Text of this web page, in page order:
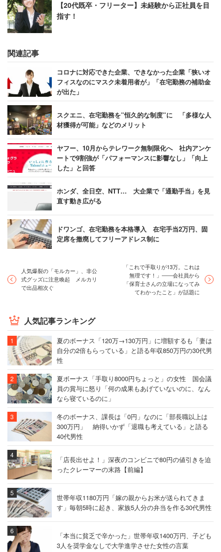
【20代既卒・フリーター】未経験から正社員を目
指す！
関連記事
コロナに対応できた企業、できなかった企業「狭いオ
フィスなのにマスク未着用者が」「在宅勤務の補助金
が出た」
スクエニ、在宅勤務を”恒久的な制度”に 「多様な人
材獲得が可能」などのメリット
ヤフー、10月からテレワーク無制限化へ 社内アンケ
ートで9割強が「パフォーマンスに影響なし」「向上
した」と回答
ホンダ、全日空、NTT… 大企業で「通勤手当」を見
直す動き広がる
ドワンゴ、在宅勤務を本格導入 在宅手当2万円、固
定席を撤廃してフリーアドレス制に
人気爆裂の「モルカー」、非公
式グッズに注意喚起 メルカリ
で出品相次ぐ
「これで手取りが13万。これは
無理です！」――会社員から
「保育士さんの立場になってみ
てわかったこと」が話題に
人気記事ランキング
夏のボーナス「120万→130万円」に増額するも「妻は
自分の2倍もらっている」と語る年収850万円の30代男
性
夏ボーナス「手取り8000円ちょっと」の女性 国会議
員の賞与に怒り「何の成果もあげていないのに、なん
なら寝ているのに」
冬のボーナス、課長は「0円」なのに「部長職以上は
300万円」 納得いかず「退職も考えている」と語る
40代男性
「店長出せよ！」深夜のコンビニで80円の値引きを迫
ったクレーマーの末路【前編】
世帯年収1180万円「嫁の親からお米が送られてきま
す」毎朝5時に起き、家族5人分の弁当を作る30代男性
「本当に貧乏で辛かった」世帯年収1400万円、子ども
3人を奨学金なしで大学進学させた女性の言葉